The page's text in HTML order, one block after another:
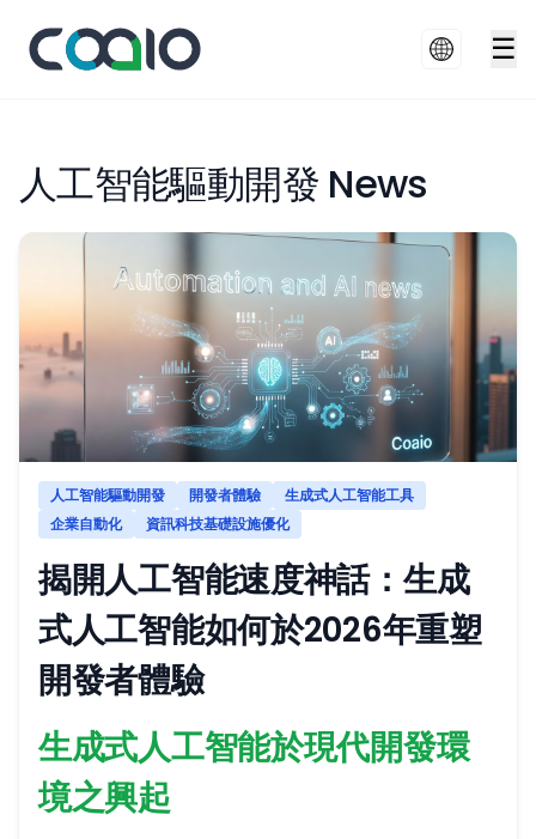
☰
人工智能驅動開發 News
人工智能驅動開發 開發者體驗
生成式人工智能工具
企業自動化
資訊科技基礎設施優化
揭開人工智能速度神話：生成
式人工智能如何於2026年重塑
開發者體驗
生成式人工智能於現代開發環
境之興起